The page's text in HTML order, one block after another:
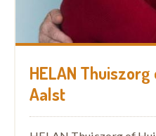
HELAN
Aalst